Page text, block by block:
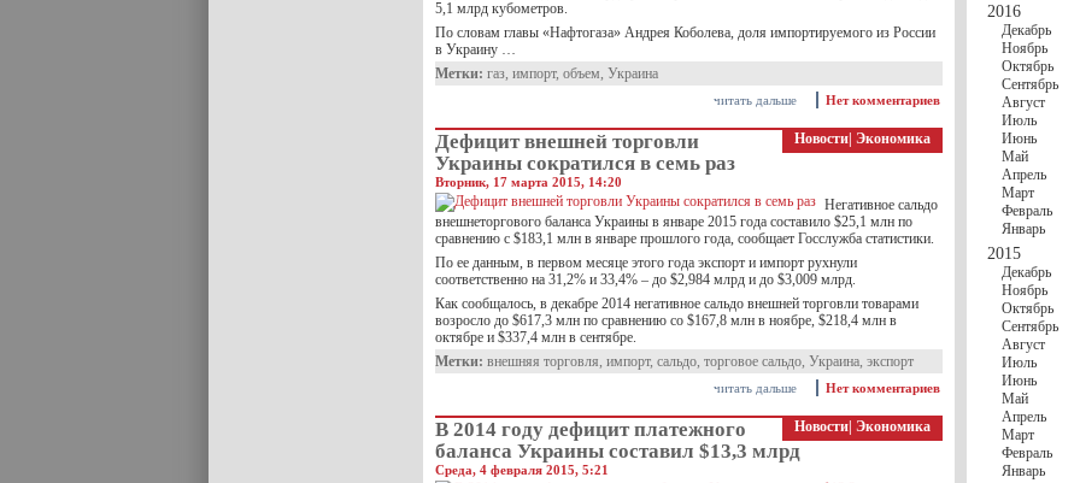
5,1 млрд кубометров.
По словам главы «Нафтогаза» Андрея Коболева, доля импортируемого из России
в Украину …
Метки: газ, импорт, объем, Украина
Нет комментариев
читать дальше
Новости Экономика
Дефицит внешней торговли
Украины сократился в семь раз
Вторник, 17 марта 2015, 14:20
Негативное сальдо
внешнеторгового баланса Украины в январе 2015 года составило $25,1 млн по
сравнению с $183,1 млн в январе прошлого года, сообщает Госслужба статистики.
По ее данным, в первом месяце этого года экспорт и импорт рухнули
соответственно на 31,2% и 33,4% – до $2,984 млрд и до $3,009 млрд.
Как сообщалось, в декабре 2014 негативное сальдо внешней торговли товарами
возросло до $617,3 млн по сравнению со $167,8 млн в ноябре, $218,4 млн в
октябре и $337,4 млн в сентябре.
Метки: внешняя торговля, импорт, сальдо, торговое сальдо, Украина, экспорт
Нет комментариев
читать дальше
Новости Экономика
В 2014 году дефицит платежного
баланса Украины составил $13,3 млрд
Среда, 4 февраля 2015, 5:21
2016
Декабрь
Ноябрь
Октябрь
Сентябрь
Август
Июль
Июнь
Май
Апрель
Март
Февраль
Январь
2015
Декабрь
Ноябрь
Октябрь
Сентябрь
Август
Июль
Июнь
Май
Апрель
Март
Февраль
Январь